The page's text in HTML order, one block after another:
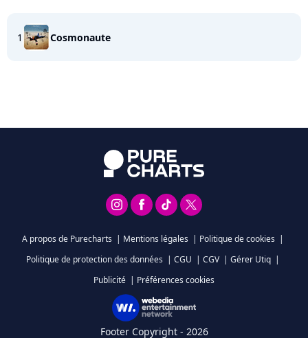
1 Cosmonaute
A propos de Purecharts | Mentions légales | Politique de cookies |
Politique de protection des données | CGU | CGV | Gérer Utiq |
Publicité | Préférences cookies
Footer Copyright - 2026